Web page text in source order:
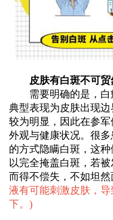
皮肤有白斑不可贸
需要明确的是，白
典型表现为皮肤出现
较为明显，因此在参
外观与健康状况。很
的方式隐瞒白斑，这
以完全掩盖白斑，若
而得不偿失，不如坦然
液有可能刺激皮肤，
下。 )